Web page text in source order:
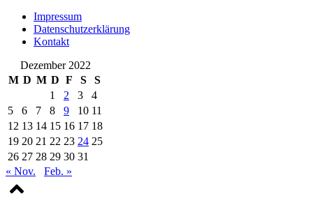
Impressum
Datenschutzerklärung
Kontakt
Dezember 2022
M D M D F S
S
1
2 3
4
5
6 7 8 9 10 11
12 13 14 15 16 17 18
19 20 21 22 23 24 25
26 27 28 29 30 31
« Nov.
Feb. »